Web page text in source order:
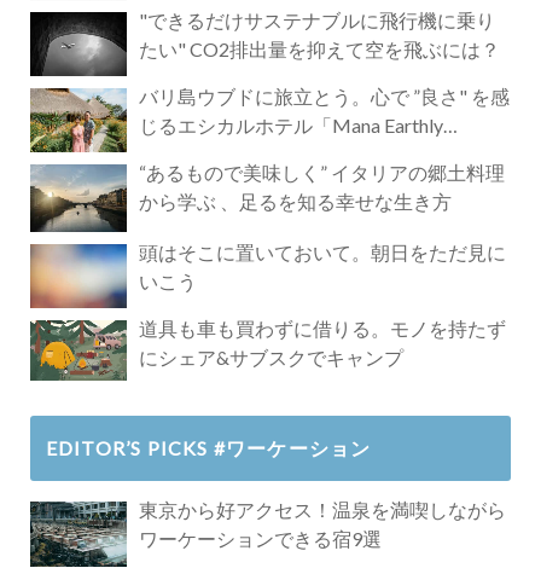
"できるだけサステナブルに飛行機に乗り
たい" CO2排出量を抑えて空を飛ぶには？
バリ島ウブドに旅立とう。心で ”良さ" を感
じるエシカルホテル「Mana Earthly
“あるもので美味しく” イタリアの郷土料理
から学ぶ 、足るを知る幸せな生き方
頭はそこに置いておいて。朝日をただ見に
いこう
道具も車も買わずに借りる。モノを持たず
にシェア&サブスクでキャンプ
EDITOR’S PICKS #ワーケーション
東京から好アクセス！温泉を満喫しながら
ワーケーションできる宿9選